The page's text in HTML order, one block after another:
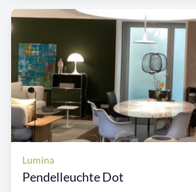
Lumina
Pendelleuchte Dot